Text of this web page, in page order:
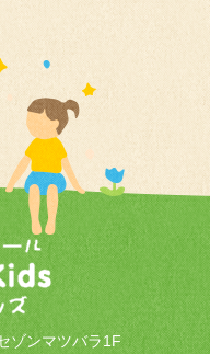
ゾンマツバラ1F